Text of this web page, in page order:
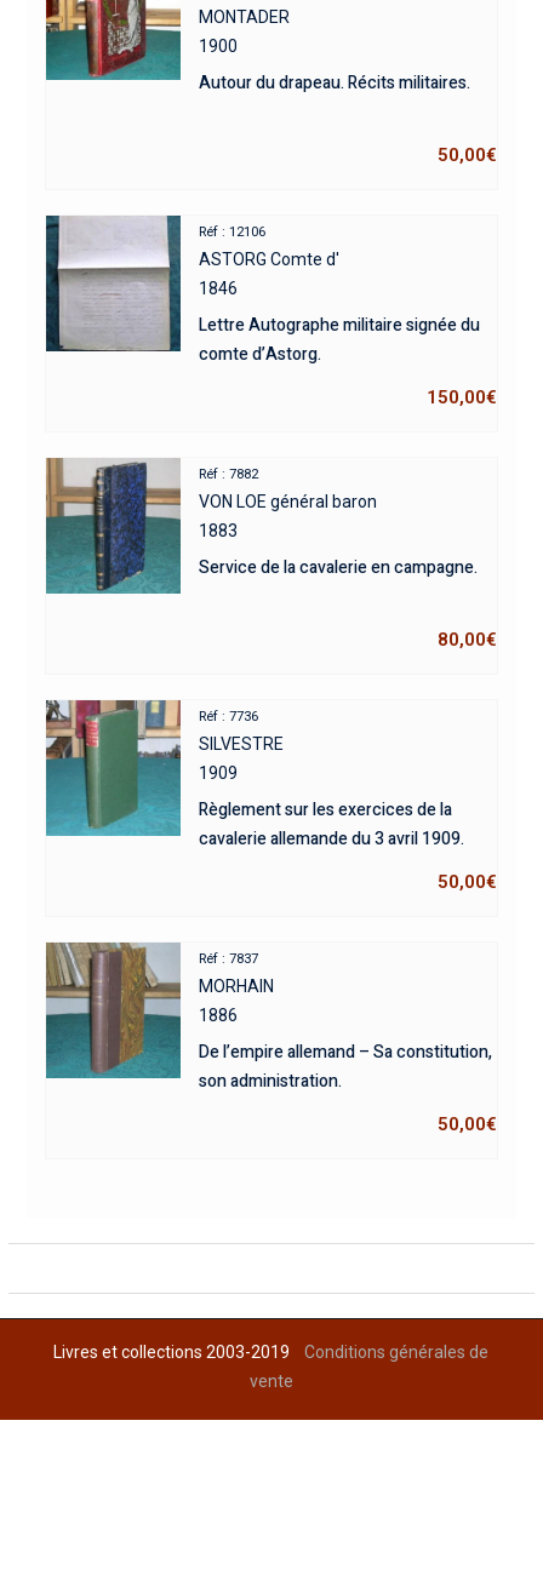
MONTADER
1900
Autour du drapeau. Récits militaires.
50,00€
Réf : 12106
ASTORG Comte d'
1846
Lettre Autographe militaire signée du
comte d’Astorg.
150,00€
Réf : 7882
VON LOE général baron
1883
Service de la cavalerie en campagne.
80,00€
Réf : 7736
SILVESTRE
1909
Règlement sur les exercices de la
cavalerie allemande du 3 avril 1909.
50,00€
Réf : 7837
MORHAIN
1886
De l’empire allemand – Sa constitution,
son administration.
50,00€
Livres et collections 2003-2019Conditions générales de
vente